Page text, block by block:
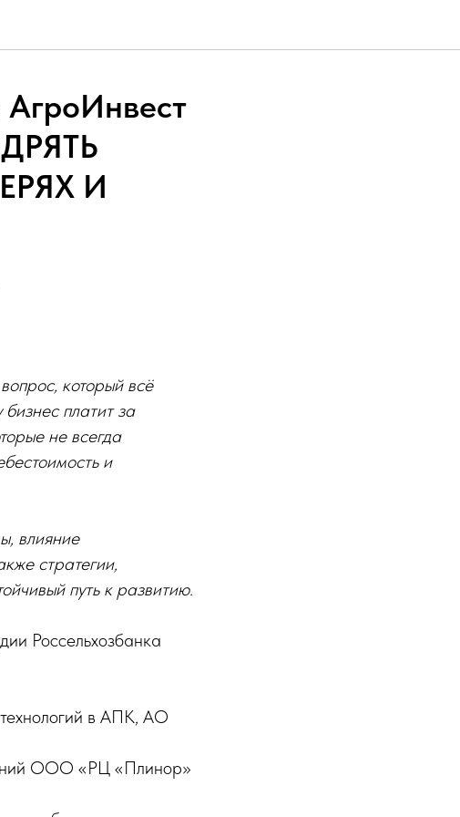
АгроИнвест
И
который всё
платит за
не всегда
и
влияние
стратегии,
путь к развитию.
Россельхозбанка
в АПК, АО
ООО «РЦ «Плинор»